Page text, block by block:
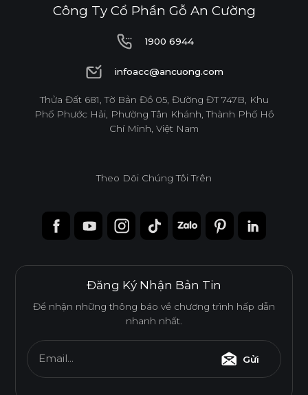
Công Ty Cổ Phần Gỗ An Cường
1900 6944
1900 6944
infoacc@ancuong.com
infoacc@ancuong.com
Thửa Đất 681, Tờ Bản Đồ 05, Đường ĐT 747B, Khu
Phố Phước Hải, Phường Tân Khánh, Thành Phố Hồ
Chí Minh, Việt Nam
Theo Dõi Chúng Tôi Trên
Đăng Ký Nhận Bản Tin
Để nhận những thông báo về chương trình hấp dẫn
nhanh nhất.
Email... Gửi